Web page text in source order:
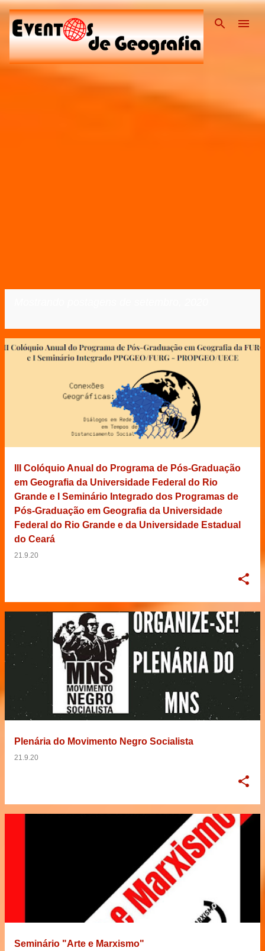
Pular para o conteúdo
III Colóquio Anual do Programa de Pós-Graduação
em Geografia da Universidade Federal do Rio
Grande e I Seminário Integrado dos Programas de
Pós-Graduação em Geografia da Universidade
Federal do Rio Grande e da Universidade Estadual
do Ceará
21.9.20
Plenária do Movimento Negro Socialista
21.9.20
Seminário "Arte e Marxismo"